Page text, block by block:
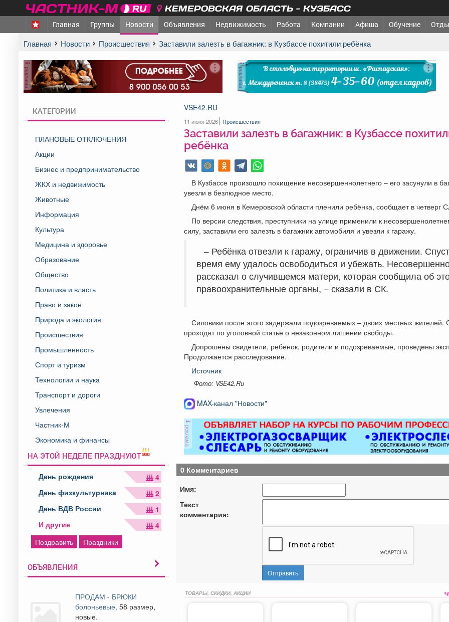
КЕМЕРОВСКАЯ ОБЛАСТЬ - КУЗБАСС
Главная Группы Новости Объявления Недвижимость Работа Компании Афиша Обучение
Главная Новости Происшествия Заставили залезть в багажник: в Кузбассе похитили ребёнка
реклама реклама
КАТЕГОРИИ
ПЛАНОВЫЕ ОТКЛЮЧЕНИЯ
Акции
Бизнес и предпринимательство
ЖКХ и недвижимость
Животные
Информация
Культура
Медицина и здоровье
Образование
Общество
Политика и власть
Право и закон
Природа и экология
Происшествия
Промышленность
Спорт и туризм
Технологии и наука
Транспорт и дороги
Увлечения
Частник-М
Экономика и финансы
НА ЭТОЙ НЕДЕЛЕ ПРАЗДНУЮТ
День рождения
4
День физкультурника
2
День ВДВ России
1
И другие
4
Поздравить
Праздники
ОБЪЯВЛЕНИЯ
ПРОДАМ - БРЮКИ
болоньевые,58 размер,
новые.
VSE42.RU
11 июня 2026 Происшествия
Заставили залезть в багажник: в Кузбассе
ребёнка
В Кузбассе произошло похищение несовершеннолетнего – его засунули в
увезли в безлюдное место.
Днём 6 июня в Кемеровской области пленили ребёнка, сообщает в четверг
По версии следствия, преступники на улице применили к
силу, заставили его залезть в багажник автомобиля и увезли к гаражу.
– Ребёнка отвезли к гаражу, ограничив в движении.
время ему удалось освободиться и убежать.
рассказал о случившемся матери, которая сообщила об
правоохранительные органы, – сказали в СК.
Силовики после этого задержали подозреваемых – двоих местных жителей.
проходят по уголовной статье о незаконном лишении свободы.
Допрошены свидетели, ребёнок, родители и подозреваемые, проведены
Продолжается расследование.
Источник
Фото: VSE42.Ru
MAX-канал "Новости"
реклама
0 Комментариев
Имя:
Текст
комментария:
Отправить
ТОВАРЫ, СКИДКИ, АКЦИИ